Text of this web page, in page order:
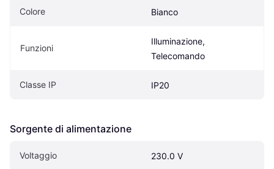
Colore Bianco
Funzioni
Illuminazione,
Telecomando
Classe IP IP20
Sorgente di alimentazione
Voltaggio 230.0 V